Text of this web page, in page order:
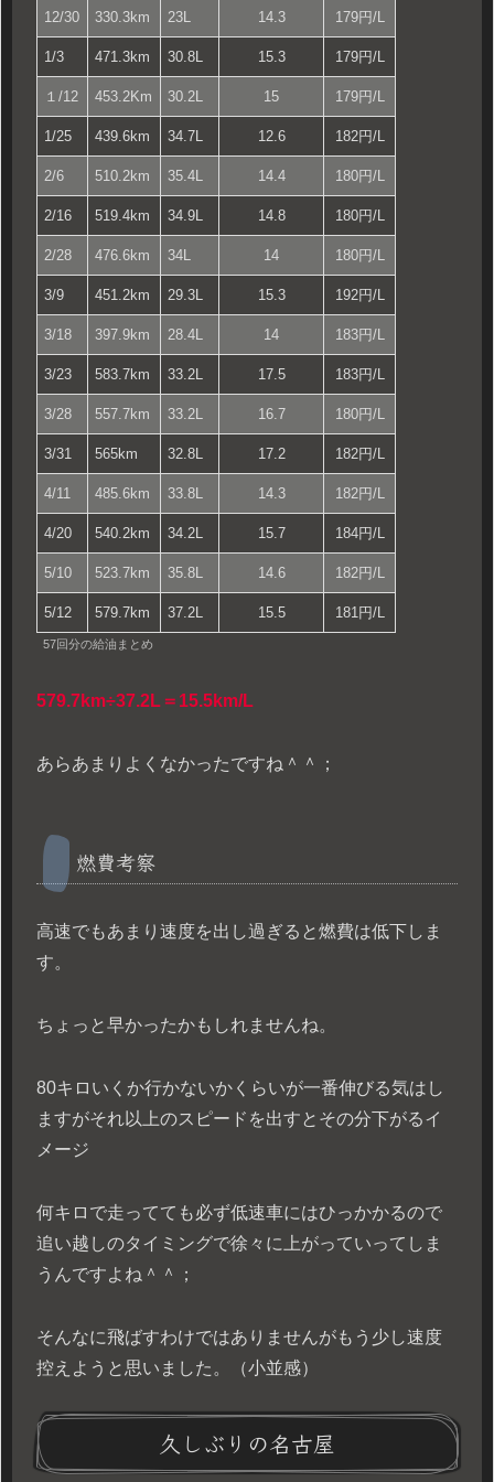
12/30 330.3km 23L 14.3 179円/L
1/3 471.3km 30.8L 15.3 179円/L
１/12 453.2Km 30.2L 15 179円/L
1/25 439.6km 34.7L 12.6 182円/L
2/6 510.2km 35.4L 14.4 180円/L
2/16 519.4km 34.9L 14.8 180円/L
2/28 476.6km 34L 14 180円/L
3/9 451.2km 29.3L 15.3 192円/L
3/18 397.9km 28.4L 14 183円/L
3/23 583.7km 33.2L 17.5 183円/L
3/28 557.7km 33.2L 16.7 180円/L
3/31 565km 32.8L 17.2 182円/L
4/11 485.6km 33.8L 14.3 182円/L
4/20 540.2km 34.2L 15.7 184円/L
5/10 523.7km 35.8L 14.6 182円/L
5/12 579.7km 37.2L 15.5 181円/L
57回分の給油まとめ
579.7km÷37.2L＝15.5km/L
あらあまりよくなかったですね＾＾；
燃費考察
高速でもあまり速度を出し過ぎると燃費は低下しま
す。
ちょっと早かったかもしれませんね。
80キロいくか行かないかくらいが一番伸びる気はし
ますがそれ以上のスピードを出すとその分下がるイ
メージ
何キロで走ってても必ず低速車にはひっかかるので
追い越しのタイミングで徐々に上がっていってしま
うんですよね＾＾；
そんなに飛ばすわけではありませんがもう少し速度
控えようと思いました。（小並感）
久しぶりの名古屋